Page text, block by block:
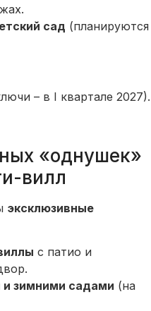
сад (планируются
– в I квартале 2027).
«однушек»
вилл
эксклюзивные
с патио и
и зимними садами (на